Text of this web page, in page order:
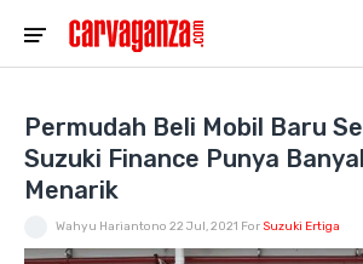
Permudah Beli Mobil Baru
Suzuki Finance Punya
Menarik
Wahyu Hariantono 22 Jul, 2021 For Suzuki Ertiga